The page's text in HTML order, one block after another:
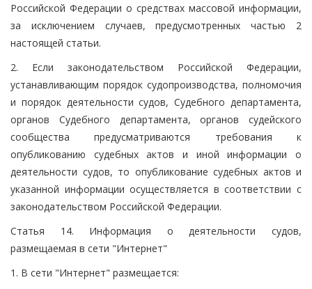
Российской Федерации о средствах массовой информации,
за исключением случаев, предусмотренных частью 2
настоящей статьи.
2. Если законодательством Российской Федерации,
устанавливающим порядок судопроизводства, полномочия
и порядок деятельности судов, Судебного департамента,
органов Судебного департамента, органов судейского
сообщества предусматриваются требования к
опубликованию судебных актов и иной информации о
деятельности судов, то опубликование судебных актов и
указанной информации осуществляется в соответствии с
законодательством Российской Федерации.
Статья 14. Информация о деятельности судов,
размещаемая в сети "Интернет"
1. В сети "Интернет" размещается: